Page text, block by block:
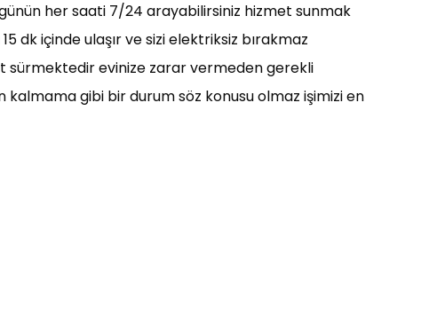
her saati 7/24 arayabilirsiniz hizmet sunmak
dk içinde ulaşır ve sizi elektriksiz bırakmaz
sürmektedir evinize zarar vermeden gerekli
kalmama gibi bir durum söz konusu olmaz işimizi en